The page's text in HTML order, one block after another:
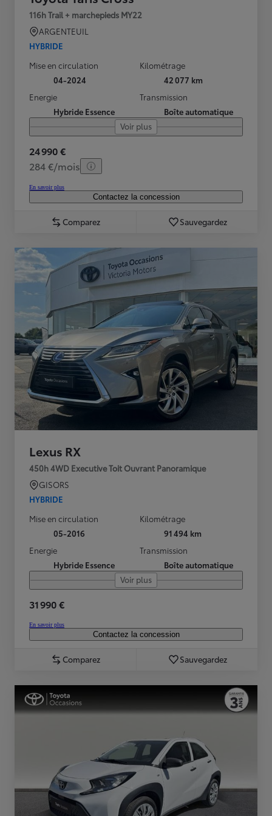
116h Trail + marchepieds MY22
ARGENTEUIL
HYBRIDE
Mise en circulation
04-2024
Kilométrage
42 077 km
Energie
Hybride Essence
Transmission
Boîte automatique
Voir plus
24 990 €
284 €/mois
En savoir plus
Contactez la concession
Comparez Sauvegardez
Lexus RX
450h 4WD Executive Toit Ouvrant Panoramique
GISORS
HYBRIDE
Mise en circulation
05-2016
Kilométrage
91 494 km
Energie
Hybride Essence
Transmission
Boîte automatique
Voir plus
31 990 €
En savoir plus
Contactez la concession
Comparez Sauvegardez